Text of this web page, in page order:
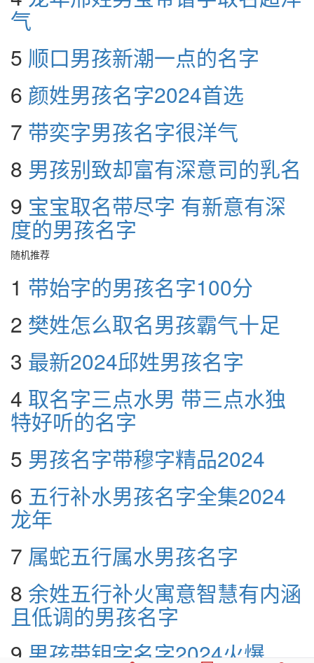
气
5 顺口男孩新潮一点的名字
6 颜姓男孩名字2024首选
7 带奕字男孩名字很洋气
8 男孩别致却富有深意司的乳名
9 宝宝取名带尽字 有新意有深
度的男孩名字
随机推荐
1 带始字的男孩名字100分
2 樊姓怎么取名男孩霸气十足
3 最新2024邱姓男孩名字
4 取名字三点水男 带三点水独
特好听的名字
5 男孩名字带穆字精品2024
6 五行补水男孩名字全集2024
龙年
7 属蛇五行属水男孩名字
8 余姓五行补火寓意智慧有内涵
且低调的男孩名字
9 男孩带钥字名字2024火爆